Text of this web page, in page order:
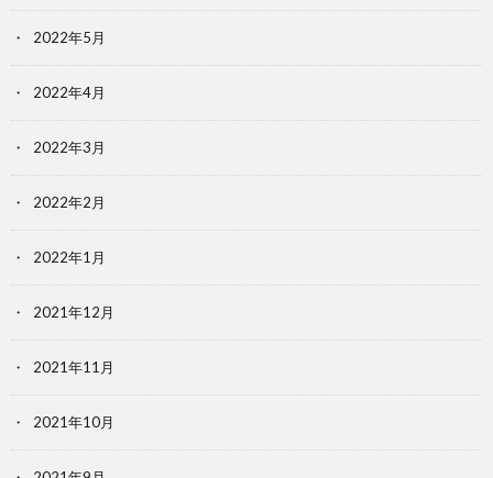
2022年5月
2022年4月
2022年3月
2022年2月
2022年1月
2021年12月
2021年11月
2021年10月